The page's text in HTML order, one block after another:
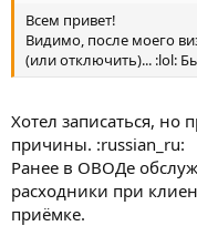
Всем привет!
Видимо, после моего
(или отключить)... :lol:
Хотел записаться, но
причины. :russian_ru:
Ранее в ОВОДе
расходники при
приёмке.